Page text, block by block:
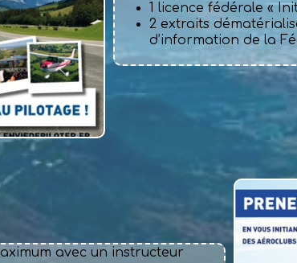
1 licence fédérale «
2 extraits
d’information de la
avec un instructeur